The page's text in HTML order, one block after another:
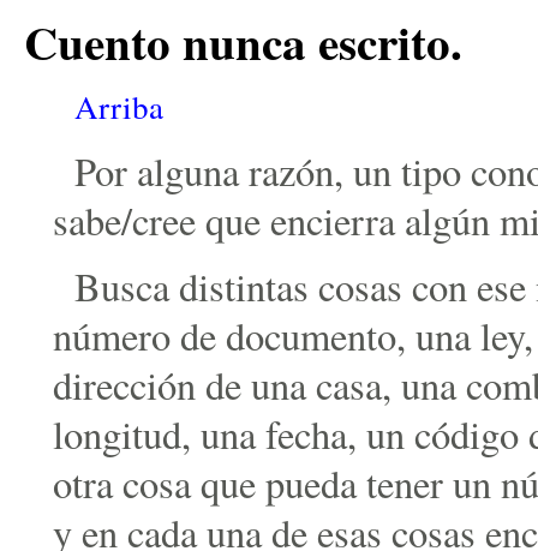
Cuento nunca escrito.
Arriba
Por alguna razón, un tipo
sabe/cree que encierra algún
Busca distintas cosas con
número de documento, una
dirección de una casa, una
longitud, una fecha, un
otra cosa que pueda tener un
y en cada una de esas cosas